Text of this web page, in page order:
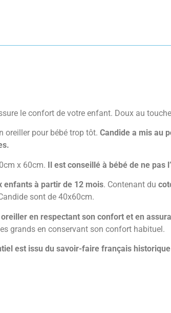
le confort de votre enfant. Doux au
oreiller pour bébé trop tôt. Candide a mis au
x 60cm. Il est conseillé à bébé de ne pas
enfants à partir de 12 mois. Contenant du
sont de 40x60cm.
en respectant son confort et en
grands en conservant son confort habituel.
est issu du savoir-faire français